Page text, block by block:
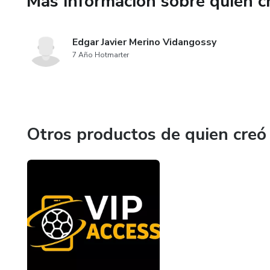
Si quieres dejar de ser un
Edgar Javier Merino Vidangossy
7 Año Hotmarter
Otros productos de quien